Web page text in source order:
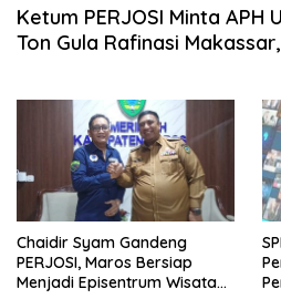
Agustus 4, 2026
Ketum PERJOSI Minta APH
Ton Gula Rafinasi
Chaidir Syam Gandeng
PERJOSI, Maros Bersiap
Menjadi Episentrum Wisata